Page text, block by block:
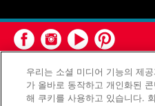
우리는 소셜 미디어 기능의 제
가 올바로 동작하고 개인화된
해 쿠키를 사용하고 있습니다.